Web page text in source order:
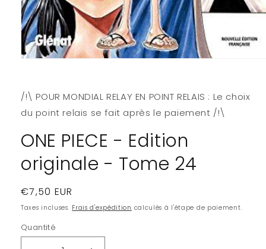
dans
fenêtre
/!\ POUR MONDIAL RELAY EN POINT RELAIS : Le choix
du point relais se fait après le paiement /!\
ONE PIECE - Edition
originale - Tome 24
Prix
habituel
€7,50 EUR
Taxes incluses. Frais d'expédition calculés à l'étape de paiement.
Quantité
Quantité